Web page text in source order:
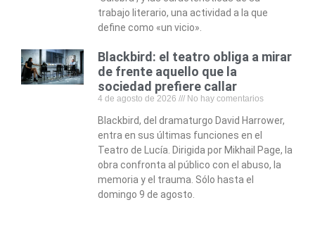
trabajo literario, una actividad a la que
define como «un vicio».
Blackbird: el teatro obliga a mirar
de frente aquello que la
sociedad prefiere callar
4 de agosto de 2026 No hay comentarios
Blackbird, del dramaturgo David Harrower,
entra en sus últimas funciones en el
Teatro de Lucía. Dirigida por Mikhail Page, la
obra confronta al público con el abuso, la
memoria y el trauma. Sólo hasta el
domingo 9 de agosto.